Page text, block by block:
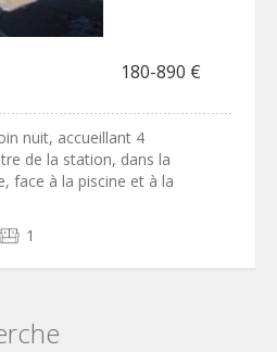
180-890 €
nuit, accueillant 4
de la station, dans la
face à la piscine et à la
1